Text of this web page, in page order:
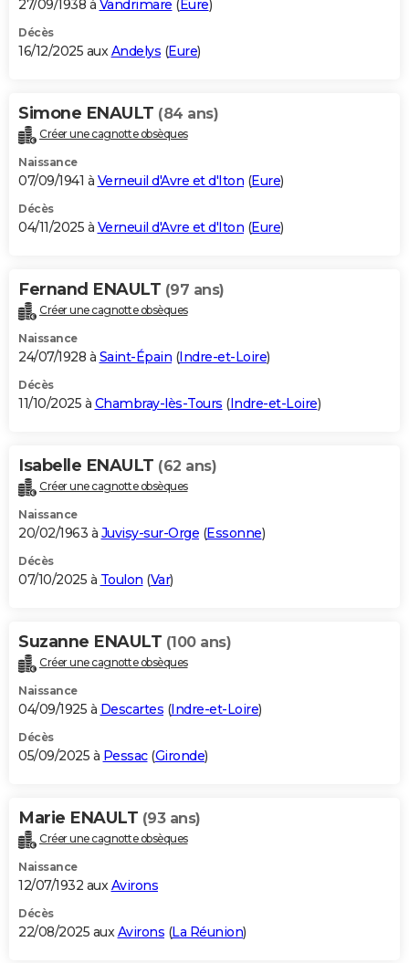
27/09/1938 à Vandrimare ( Eure)
Décès
16/12/2025 auxAndelys (Eure)
Simone ENAULT (84 ans)
Créer une cagnotte obsèques
Naissance
07/09/1941 à Verneuil d'Avre et d'Iton (Eure)
Décès
04/11/2025 à Verneuil d'Avre et d'Iton (Eure)
Fernand ENAULT (97 ans)
Créer une cagnotte obsèques
Naissance
24/07/1928 à Saint-Épain (Indre-et-Loire)
Décès
11/10/2025 à Chambray-lès-Tours (Indre-et-Loire)
Isabelle ENAULT (62 ans)
Créer une cagnotte obsèques
Naissance
20/02/1963 à Juvisy-sur-Orge (Essonne)
Décès
07/10/2025 à Toulon (Var)
Suzanne ENAULT (100 ans)
Créer une cagnotte obsèques
Naissance
04/09/1925 à Descartes (Indre-et-Loire)
Décès
05/09/2025 à Pessac(Gironde)
Marie ENAULT (93 ans)
Créer une cagnotte obsèques
Naissance
12/07/1932 aux Avirons
Décès
22/08/2025 aux Avirons (La Réunion)